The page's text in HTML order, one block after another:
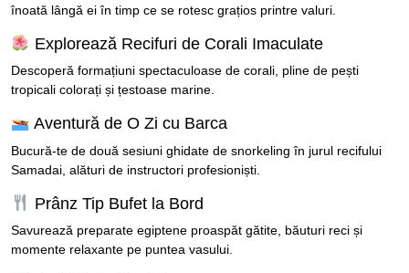
înoată lângă ei în timp ce se rotesc grațios printre valuri.
Explorează Recifuri de Corali Imaculate
Descoperă formațiuni spectaculoase de corali, pline de pești
tropicali colorați și țestoase marine.
Aventură de O Zi cu Barca
Bucură-te de două sesiuni ghidate de snorkeling în jurul recifului
Samadai, alături de instructori profesioniști.
Prânz Tip Bufet la Bord
Savurează preparate egiptene proaspăt gătite, băuturi reci și
momente relaxante pe puntea vasului.